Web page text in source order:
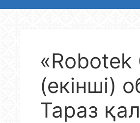
«Robotek
(екінші)
Тараз